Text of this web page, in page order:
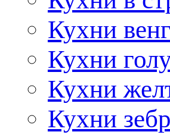
Кухни
Кухни
Кухни
Кухни